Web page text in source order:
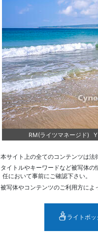
RM(ライツマネージド)
本サイト上の全てのコンテンツは
タイトルやキーワードなど被写体
任において事前にご確認下さい。
被写体やコンテンツのご利用方に
ライトボ